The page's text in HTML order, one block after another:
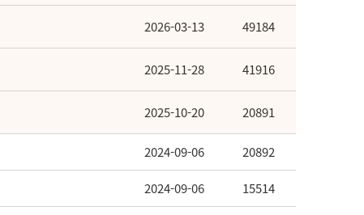
2026-03-13 49184
2025-11-28 41916
2025-10-20 20891
2024-09-06 20892
2024-09-06 15514